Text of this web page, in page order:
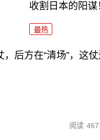
收割日本的阳谋
最热
后方在“清场”，这仗
阅读